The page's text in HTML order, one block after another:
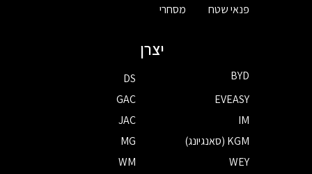
פנאי שטח
מסחרי
יצרן
BYD
DS
EVEASY
GAC
IM
JAC
KGM (סאנגיונג)
MG
WEY
WM